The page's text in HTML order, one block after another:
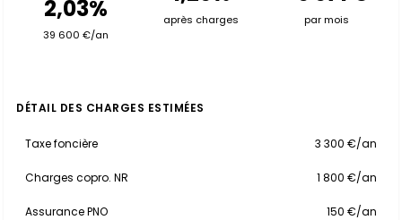
2,03%
39 600 €/an
après charges par mois
DÉTAIL DES CHARGES ESTIMÉES
Taxe foncière 3 300 €/an
Charges copro. NR 1 800 €/an
Assurance PNO 150 €/an